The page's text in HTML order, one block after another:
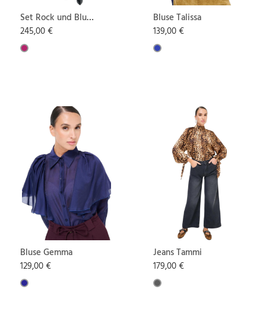
Set Rock und Bluse
Lara
245,00 €
Bluse Talissa
139,00 €
Bluse Gemma
129,00 €
Jeans Tammi
179,00 €